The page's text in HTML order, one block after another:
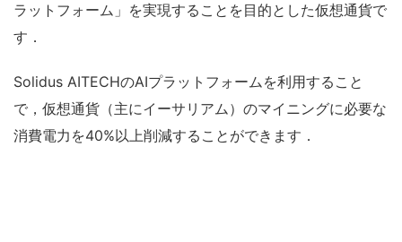
ラットフォーム」を実現することを目的とした仮想通貨で
す．
Solidus AITECHのAIプラットフォームを利用すること
で，仮想通貨（主にイーサリアム）のマイニングに必要な
消費電力を40%以上削減することができます．